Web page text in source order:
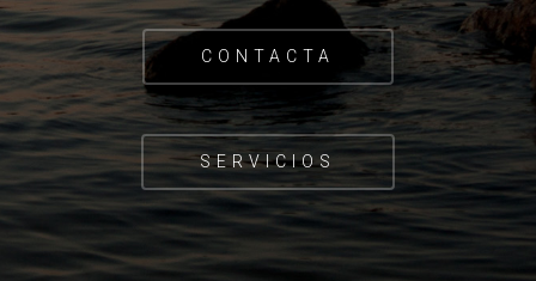
CONTACTA
SERVICIOS